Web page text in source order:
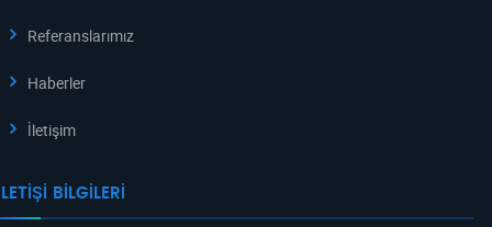
Referanslarımız
Haberler
İletişim
BILGILERI